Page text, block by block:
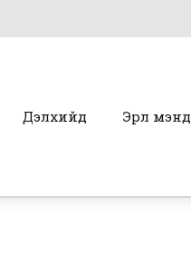
Дэлхийд Эрүүл мэнд